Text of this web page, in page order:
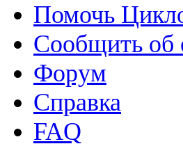
Помочь
Сообщить об
Форум
Справка
FAQ